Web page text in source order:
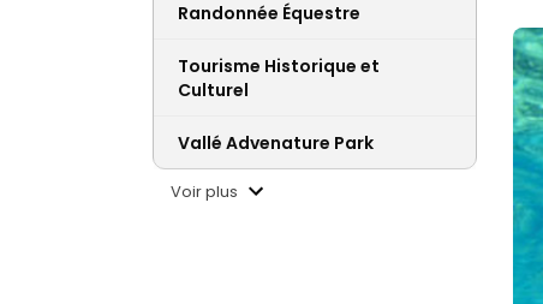
Randonnée Équestre
Tourisme Historique et
Culturel
Vallé Advenature Park
Voir plus